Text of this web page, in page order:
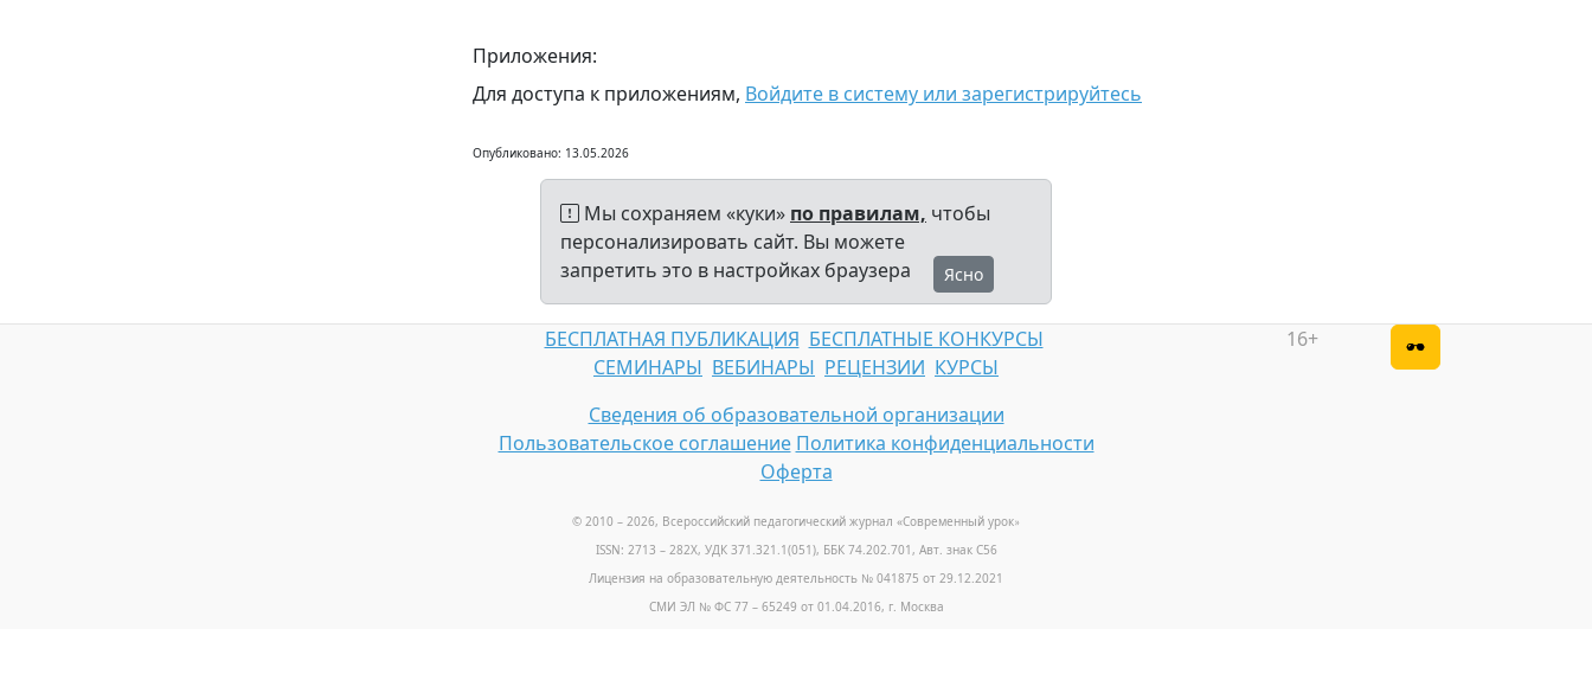
Приложения:
Для доступа к приложениям, Войдите в систему или зарегистрируйтесь
Опубликовано: 13.05.2026
Мы сохраняем «куки» по правилам, чтобы
персонализировать сайт. Вы можете
запретить это в настройках браузера
Ясно
БЕСПЛАТНАЯ ПУБЛИКАЦИЯ БЕСПЛАТНЫЕ КОНКУРСЫ
СЕМИНАРЫ ВЕБИНАРЫ РЕЦЕНЗИИ КУРСЫ
Сведения об образовательной организации
Пользовательское соглашение Политика конфиденциальности
Оферта
© 2010 – 2026, Всероссийский педагогический журнал «Современный урок»
ISSN: 2713 – 282X, УДК 371.321.1(051), ББК 74.202.701, Авт. знак С56
Лицензия на образовательную деятельность № 041875 от 29.12.2021
СМИ ЭЛ № ФС 77 – 65249 от 01.04.2016, г. Москва
16+